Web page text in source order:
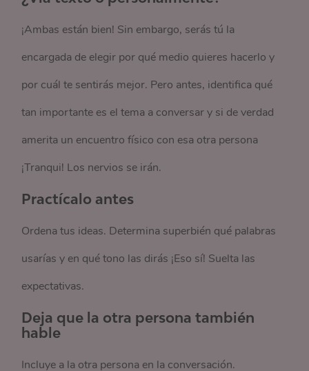
¡Ambas están bien! Sin embargo, serás tú la
encargada de elegir por qué medio quieres hacerlo y
por cuál te sentirás mejor. Pero antes, identifica qué
tan importante es el tema a conversar y si de verdad
amerita un encuentro físico con esa otra persona
¡Tranqui! Los nervios se irán.
Practícalo antes
Ordena tus ideas. Determina superbién qué palabras
usarías y en qué tono las dirás ¡Eso sí! Suelta las
expectativas.
Deja que la otra persona también
hable
Incluye a la otra persona en la conversación.